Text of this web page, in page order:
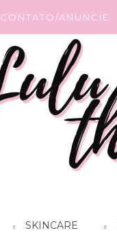
CONTATO/ANUNCIE
SKINCARE